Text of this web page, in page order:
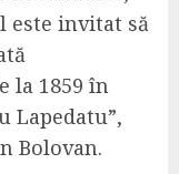
este invitat să
la 1859 în
Lapedatu”,
Bolovan.